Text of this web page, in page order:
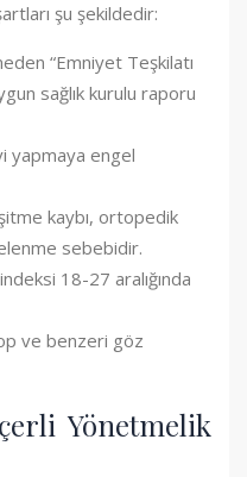
şu şekildedir:
“Emniyet Teşkilatı
sağlık kurulu raporu
yapmaya engel
kaybı, ortopedik
sebebidir.
18-27 aralığında
ve benzeri göz
Yönetmelik